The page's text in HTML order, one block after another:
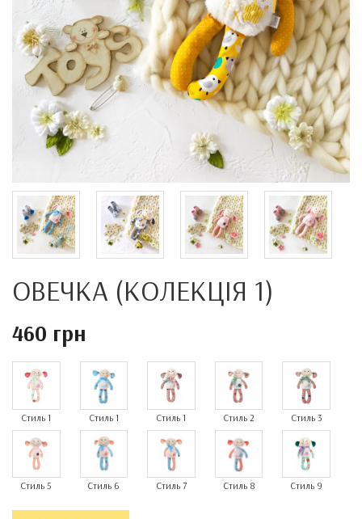
ОВЕЧКА (КОЛЕКЦІЯ 1)
460 грн
Стиль 1 Стиль 1 Стиль 1 Стиль 2 Стиль 3
Стиль 5 Стиль 6 Стиль 7 Стиль 8 Стиль 9